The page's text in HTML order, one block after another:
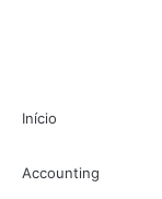
Início
Accounting